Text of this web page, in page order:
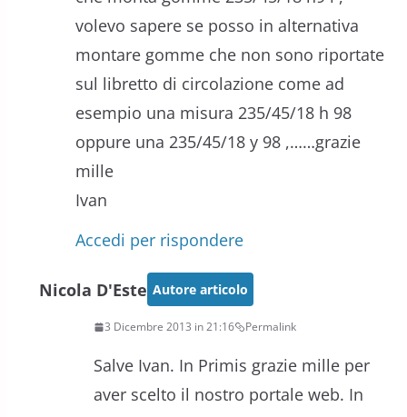
volevo sapere se posso in alternativa
montare gomme che non sono riportate
sul libretto di circolazione come ad
esempio una misura 235/45/18 h 98
oppure una 235/45/18 y 98 ,……grazie
mille
Ivan
Accedi per rispondere
Nicola D'Este Autore articolo
3 Dicembre 2013 in 21:16 Permalink
Salve Ivan. In Primis grazie mille per
aver scelto il nostro portale web. In